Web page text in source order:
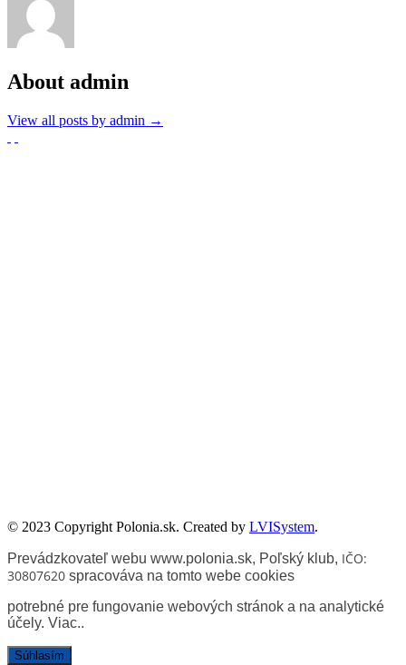
About admin
View all posts by admin →
© 2023 Copyright Polonia.sk. Created by LVISystem.
Prevádzkovateľ webu www.polonia.sk, Poľský klub, IČO:
30807620 spracováva na tomto webe cookies
potrebné pre fungovanie webových stránok a na analytické
účely. Viac..
Súhlasím